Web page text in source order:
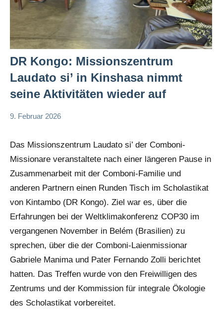
DR Kongo: Missionszentrum
Laudato si’ in Kinshasa nimmt
seine Aktivitäten wieder auf
9. Februar 2026
Das Missionszentrum Laudato si’ der Comboni-
Missionare veranstaltete nach einer längeren Pause in
Zusammenarbeit mit der Comboni-Familie und
anderen Partnern einen Runden Tisch im Scholastikat
von Kintambo (DR Kongo). Ziel war es, über die
Erfahrungen bei der Weltklimakonferenz COP30 im
vergangenen November in Belém (Brasilien) zu
sprechen, über die der Comboni-Laienmissionar
Gabriele Manima und Pater Fernando Zolli berichtet
hatten. Das Treffen wurde von den Freiwilligen des
Zentrums und der Kommission für integrale Ökologie
des Scholastikat vorbereitet.